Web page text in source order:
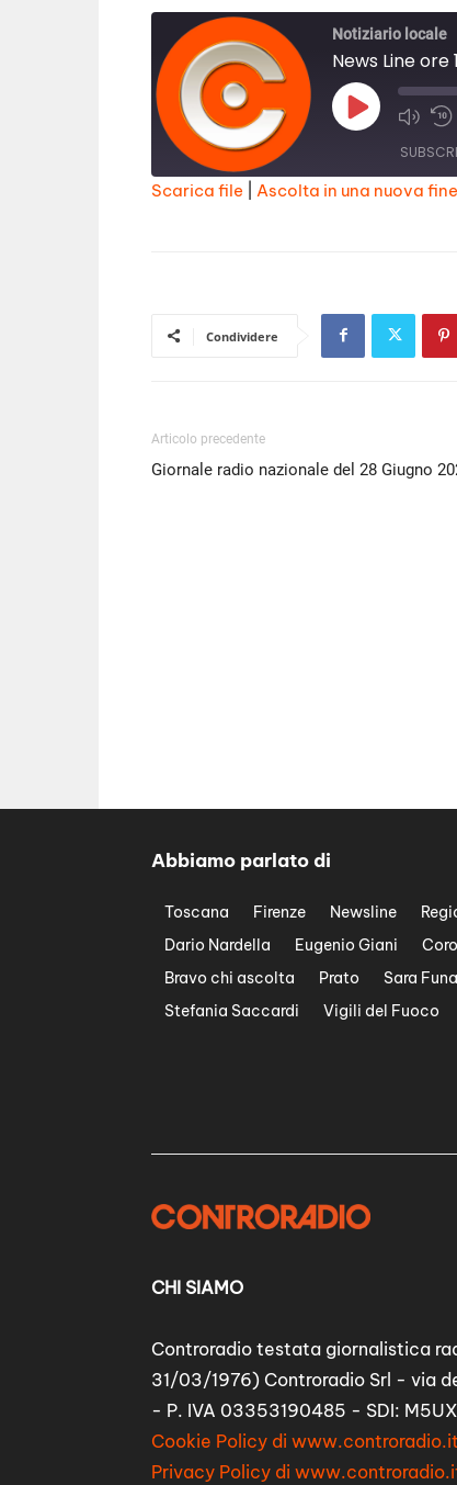
Notiziario locale
News Line ore
Play
Episode
Scarica file Ascolta in una nuova
Condividere
Articolo precedente
Giornale radio nazionale del 28 Giugno
Abbiamo parlato di
Toscana Firenze Newsline
Dario Nardella
Eugenio Giani
Bravo chi ascolta
Prato Sara
Stefania Saccardi
Vigili del Fuoco
CHI SIAMO
Controradio testata giornalistica
31/03/1976) Controradio Srl - via
- P. IVA 03353190485 - SDI:
Cookie Policy di www.controradio.it
Privacy Policy di